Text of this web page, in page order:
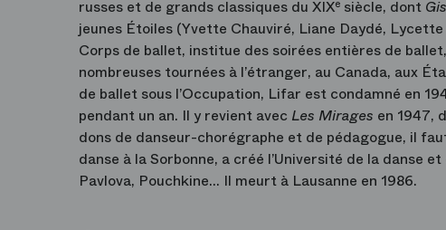
russes et de grands classiques du XIXe siècle, dont
jeunes Étoiles (Yvette Chauviré, Liane Daydé,
Corps de ballet, institue des soirées entières de
nombreuses tournées à l’étranger, au Canada, aux
de ballet sous l’Occupation, Lifar est condamné en
pendant un an. Il y revient avec Les Mirages en 1947,
dons de danseur-chorégraphe et de pédagogue, il
danse à la Sorbonne, a créé l’Université de la danse
Pavlova, Pouchkine… Il meurt à Lausanne en 1986.